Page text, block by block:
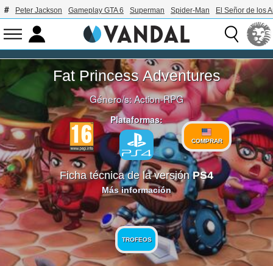
Peter Jackson Gameplay GTA 6 Superman Spider-Man El Señor de los
Fat Princess Adventures
Género/s:Action-RPG
Plataformas:
COMPRAR
Ficha técnica de la versiónPS4
Más información
TROFEOS